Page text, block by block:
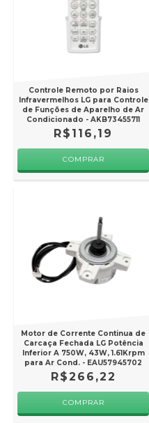
Controle Remoto por Raios
Infravermelhos LG para Controle
de Funções de Aparelho de Ar
Condicionado - AKB73455711
R$116,19
Motor de Corrente Continua de
Carcaça Fechada LG Potência
Inferior A 750W, 43W, 1.61Krpm
para Ar Cond. - EAU57945702
R$266,22